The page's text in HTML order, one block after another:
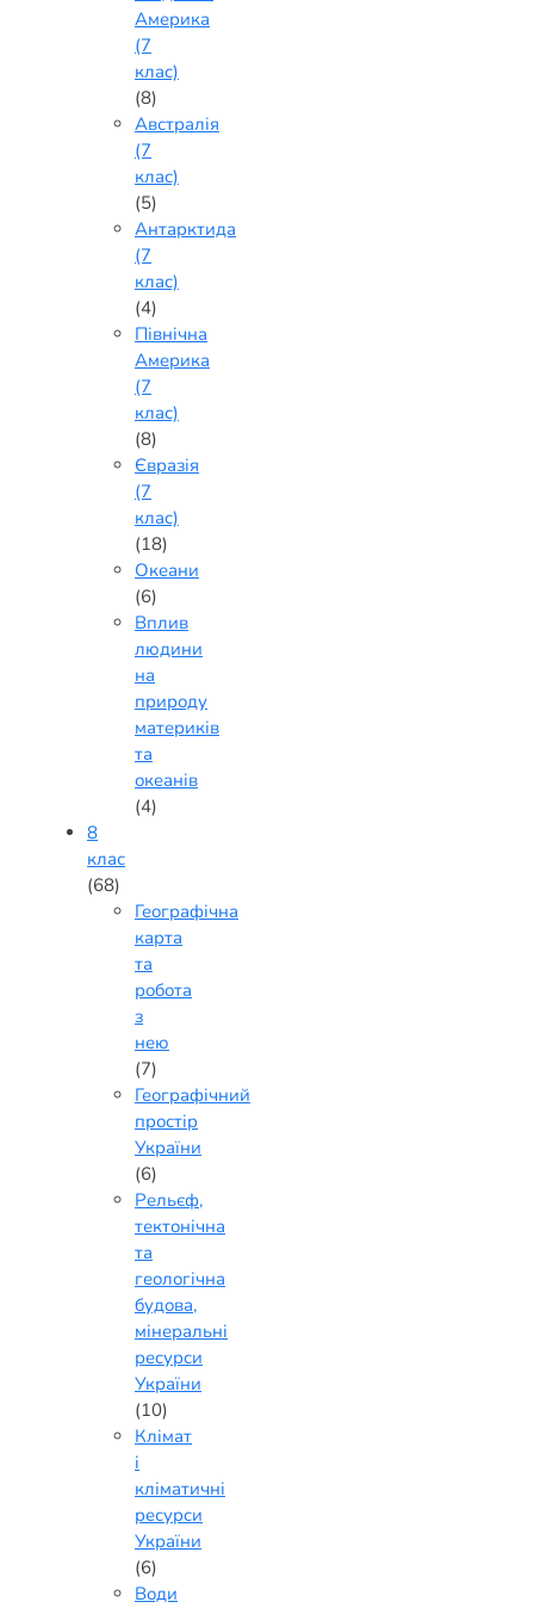
Америка
(7
клас)
(8)
Австралія
(7
клас)
(5)
Антарктида
(7
клас)
(4)
Північна
Америка
(7
клас)
(8)
Євразія
(7
клас)
(18)
Океани
(6)
Вплив
людини
на
природу
материків
та
океанів
(4)
8
клас
(68)
Географічна
карта
та
робота
з
нею
(7)
Географічний
простір
України
(6)
Рельєф,
тектонічна
та
геологічна
будова,
мінеральні
ресурси
України
(10)
Клімат
і
кліматичні
ресурси
України
(6)
Води